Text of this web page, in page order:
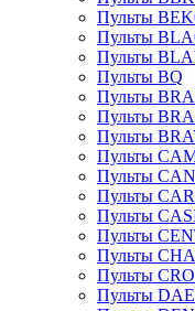
Пульты
Пульты
Пульты
Пульты BQ
Пульты
Пульты
Пульты
Пульты
Пульты
Пульты
Пульты
Пульты
Пульты
Пульты
Пульты